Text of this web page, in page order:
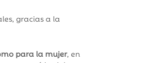
gracias a la
para la mujer, en